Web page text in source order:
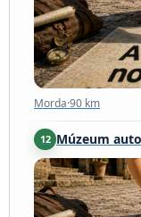
Morda·90 km
12 Múzeum
Winch Wen·93